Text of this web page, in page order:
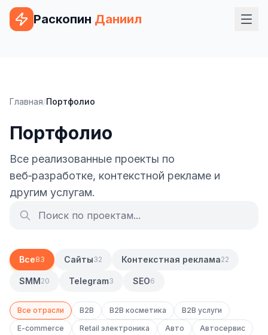
Раскопин Даниил
Сайт на 1С-Битрикс
Сайт на WordPress
Сайт на OpenCart
Сайт на Bitrix24
Сайт на ModX
Сайт на Joomla
Сайт на Laravel
КОНТЕКСТНАЯ РЕКЛАМА
Главная/Портфолио
Портфолио
Все реализованные проекты по
веб‑разработке, контекстной рекламе и
другим услугам.
Все83 Сайты32 Контекстная реклама22
SMM20 Telegram3 SEO6
Все отрасли B2B B2B косметика
B2B услуги
E-commerce
Retail электроника Авто
Автосервис